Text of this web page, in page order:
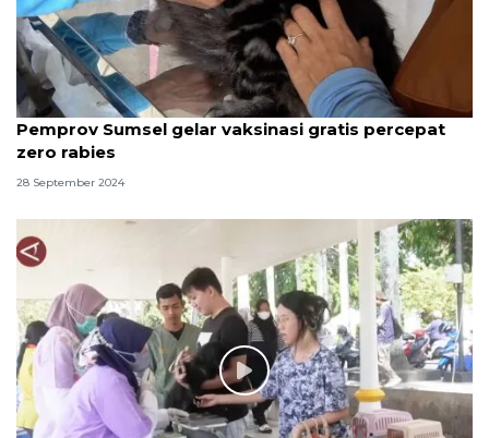
Pemprov Sumsel gelar vaksinasi gratis percepat
zero rabies
28 September 2024